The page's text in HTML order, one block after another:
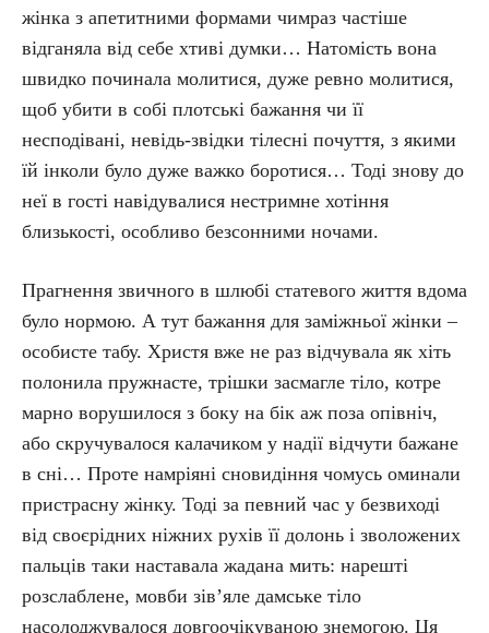
жінка з апетитними формами чимраз частіше
відганяла від себе хтиві думки… Натомість вона
швидко починала молитися, дуже ревно молитися,
щоб убити в собі плотські бажання чи її
несподівані, невідь-звідки тілесні почуття, з якими
їй інколи було дуже важко боротися… Тоді знову до
неї в гості навідувалися нестримне хотіння
близькості, особливо безсонними ночами.
Прагнення звичного в шлюбі статевого життя вдома
було нормою. А тут бажання для заміжньої жінки –
особисте табу. Христя вже не раз відчувала як хіть
полонила пружнасте, трішки засмагле тіло, котре
марно ворушилося з боку на бік аж поза опівніч,
або скручувалося калачиком у надії відчути бажане
в сні… Проте намріяні сновидіння чомусь оминали
пристрасну жінку. Тоді за певний час у безвиході
від своєрідних ніжних рухів її долонь і зволожених
пальців таки наставала жадана мить: нарешті
розслаблене, мовби зів’яле дамське тіло
насолоджувалося довгоочікуваною знемогою. Ця